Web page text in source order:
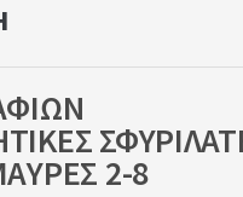
2-8